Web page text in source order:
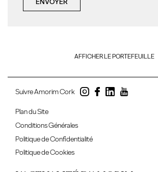
AFFICHER LE PORTEFEUILLE
Suivre Amorim Cork
Plan du Site
Conditions Générales
Politique de Confidentialité
Politique de Cookies